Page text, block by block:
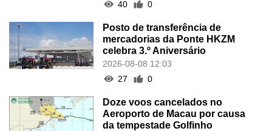
40
0
Posto de transferência de
mercadorias da Ponte HKZM
celebra 3.º Aniversário
2026-08-08 12:03
27
0
Doze voos cancelados no
Aeroporto de Macau por causa
da tempestade Golfinho